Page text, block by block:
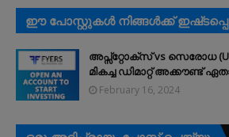
ഈ പോസ്റ്റുകൾ നിങ്ങൾക്ക്
അപ്സ്റ്റോക്സ് vs സെരോധ
മികച്ച ഡിമാറ്റ് അക്കൗണ്ട്
February 16, 2024